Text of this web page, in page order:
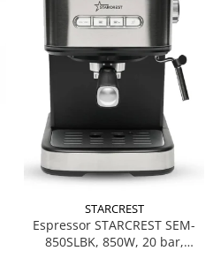
STARCREST
Espressor STARCREST SEM-
850SLBK, 850W, 20 bar,